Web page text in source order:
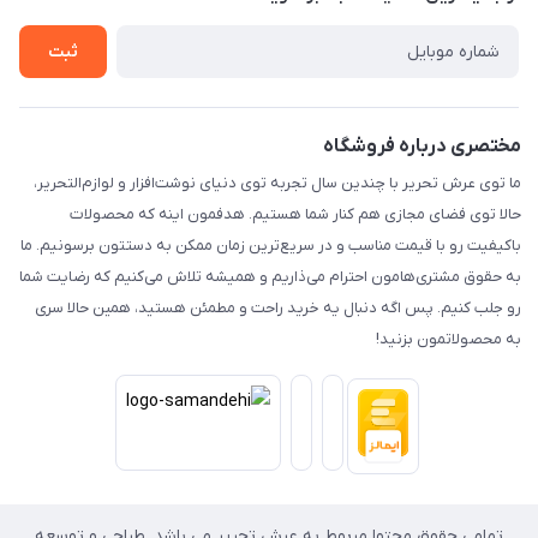
تماس با ما
ثبت
مختصری درباره فروشگاه
ما توی عرش تحریر با چندین سال تجربه توی دنیای نوشت‌افزار و لوازم‌التحریر،
حالا توی فضای مجازی هم کنار شما هستیم. هدفمون اینه که محصولات
باکیفیت رو با قیمت مناسب و در سریع‌ترین زمان ممکن به دستتون برسونیم. ما
به حقوق مشتری‌هامون احترام می‌ذاریم و همیشه تلاش می‌کنیم که رضایت شما
رو جلب کنیم. پس اگه دنبال یه خرید راحت و مطمئن هستید، همین حالا سری
به محصولاتمون بزنید!